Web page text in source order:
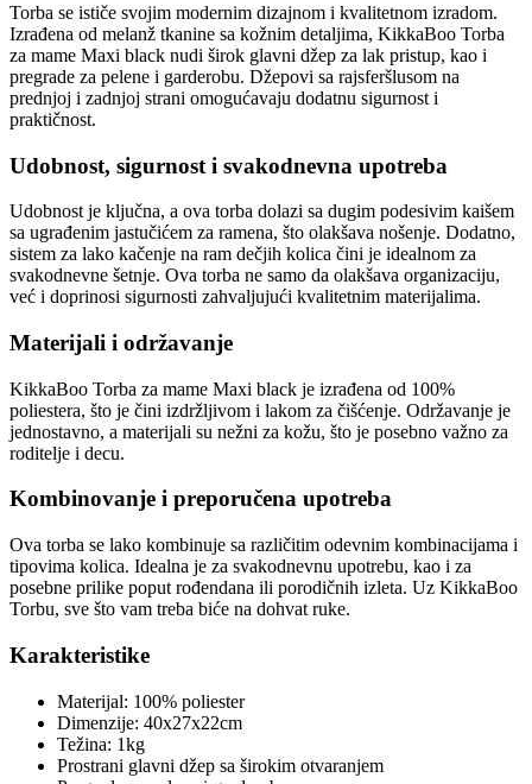
Torba se ističe svojim modernim dizajnom i kvalitetnom izradom.
Izrađena od melanž tkanine sa kožnim detaljima, KikkaBoo Torba
za mame Maxi black nudi širok glavni džep za lak pristup, kao i
pregrade za pelene i garderobu. Džepovi sa rajsferšlusom na
prednjoj i zadnjoj strani omogućavaju dodatnu sigurnost i
praktičnost.
Udobnost, sigurnost i svakodnevna upotreba
Udobnost je ključna, a ova torba dolazi sa dugim podesivim kaišem
sa ugrađenim jastučićem za ramena, što olakšava nošenje. Dodatno,
sistem za lako kačenje na ram dečjih kolica čini je idealnom za
svakodnevne šetnje. Ova torba ne samo da olakšava organizaciju,
već i doprinosi sigurnosti zahvaljujući kvalitetnim materijalima.
Materijali i održavanje
KikkaBoo Torba za mame Maxi black je izrađena od 100%
poliestera, što je čini izdržljivom i lakom za čišćenje. Održavanje je
jednostavno, a materijali su nežni za kožu, što je posebno važno za
roditelje i decu.
Kombinovanje i preporučena upotreba
Ova torba se lako kombinuje sa različitim odevnim kombinacijama i
tipovima kolica. Idealna je za svakodnevnu upotrebu, kao i za
posebne prilike poput rođendana ili porodičnih izleta. Uz KikkaBoo
Torbu, sve što vam treba biće na dohvat ruke.
Karakteristike
Materijal: 100% poliester
Dimenzije: 40x27x22cm
Težina: 1kg
Prostrani glavni džep sa širokim otvaranjem